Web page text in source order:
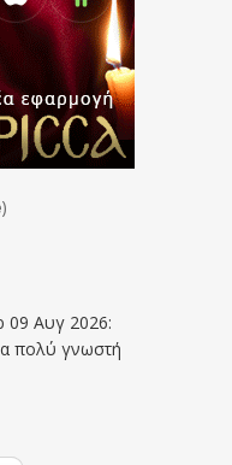
)
09 Αυγ 2026:
πολύ γνωστή